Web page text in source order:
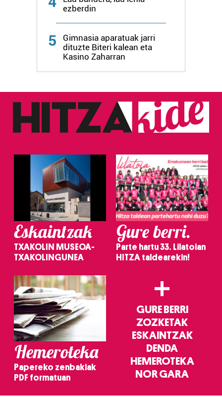
ezberdin
5
Gimnasia aparatuak jarri
dituzte Biteri kalean eta
Kasino Zaharran
Eskaintzak
TXAKOLIN MUSEOA-
TXAKOLINGUNEA
Gure berri.
Parte hartu 33. Lilatoian
HITZA taldearekin!
Hemeroteka
Papereko zenbakiak
PDF formatuan
+
GURE BERRI
ZOZKETAK
ESKAINTZAK
DENDA
HEMEROTEKA
NOR GARA